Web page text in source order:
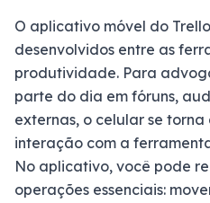
O aplicativo móvel do
desenvolvidos entre as
produtividade. Para
parte do dia em fóruns,
externas, o celular se
interação com a
No aplicativo, você pode
operações essenciais: